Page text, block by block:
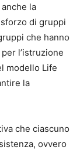
la
di gruppi
che hanno
l’istruzione
modello Life
la
che ciascuno
ovvero